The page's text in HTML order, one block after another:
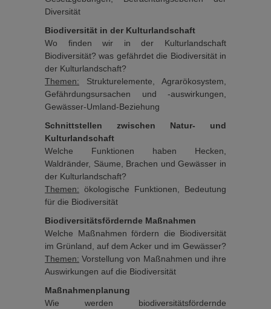
Diversität
Biodiversität in der Kulturlandschaft
Wo finden wir in der Kulturlandschaft
Biodiversität? was gefährdet die Biodiversität in
der Kulturlandschaft?
Themen: Strukturelemente, Agrarökosystem,
Gefährdungsursachen und -auswirkungen,
Gewässer-Umland-Beziehung
Schnittstellen zwischen Natur- und
Kulturlandschaft
Welche Funktionen haben Hecken,
Waldränder, Säume, Brachen und Gewässer in
der Kulturlandschaft?
Themen: ökologische Funktionen, Bedeutung
für die Biodiversität
Biodiversitätsfördernde Maßnahmen
Welche Maßnahmen fördern die Biodiversität
im Grünland, auf dem Acker und im Gewässer?
Themen: Vorstellung von Maßnahmen und ihre
Auswirkungen auf die Biodiversität
Maßnahmenplanung
Wie werden biodiversitätsfördernde